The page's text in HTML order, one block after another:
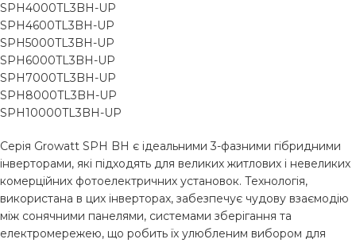
SPH4000TL3BH-UP
SPH4600TL3BH-UP
SPH5000TL3BH-UP
SPH6000TL3BH-UP
SPH7000TL3BH-UP
SPH8000TL3BH-UP
SPH10000TL3BH-UP
Серія Growatt SPH BH є ідеальними 3-фазними гібридними
інверторами, які підходять для великих житлових і невеликих
комерційних фотоелектричних установок. Технологія,
використана в цих інверторах, забезпечує чудову взаємодію
між сонячними панелями, системами зберігання та
електромережею, що робить їх улюбленим вибором для